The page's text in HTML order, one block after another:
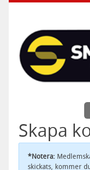
Skapa
*Notera:
skickats, kommer